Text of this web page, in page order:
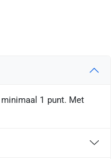
1 punt. Met